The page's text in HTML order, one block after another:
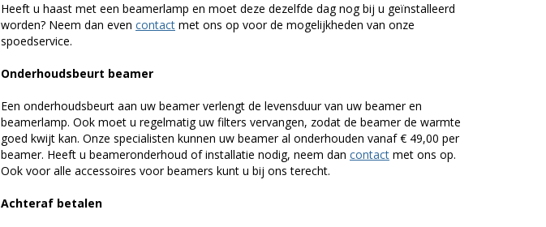
Heeft u haast met een beamerlamp en moet deze dezelfde dag nog bij u geïnstalleerd
worden? Neem dan even contact met ons op voor de mogelijkheden van onze
spoedservice.
Onderhoudsbeurt beamer
Een onderhoudsbeurt aan uw beamer verlengt de levensduur van uw beamer en
beamerlamp. Ook moet u regelmatig uw filters vervangen, zodat de beamer de warmte
goed kwijt kan. Onze specialisten kunnen uw beamer al onderhouden vanaf € 49,00 per
beamer. Heeft u beameronderhoud of installatie nodig, neem dan contact met ons op.
Ook voor alle accessoires voor beamers kunt u bij ons terecht.
Achteraf betalen